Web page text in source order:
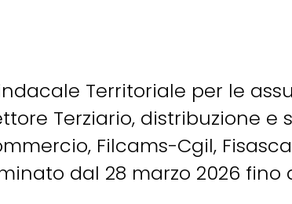
Territoriale per le
Terziario, distribuzione
Filcams-Cgil,
dal 28 marzo 2026 fino